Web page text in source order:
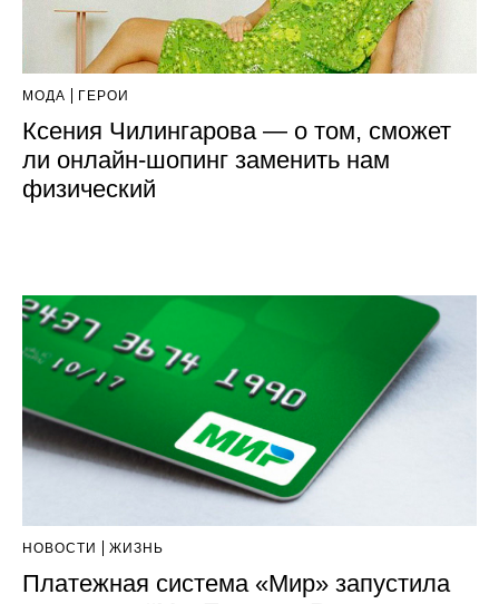
МОДА ГЕРОИ
Ксения Чилингарова — о том, сможет
ли онлайн-шопинг заменить нам
физический
НОВОСТИ ЖИЗНЬ
Платежная система «Мир» запустила